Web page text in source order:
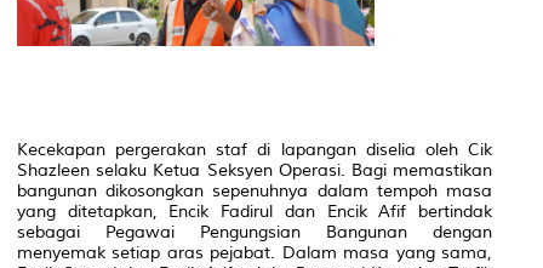
Kecekapan pergerakan staf di lapangan diselia oleh Cik
Shazleen selaku Ketua Seksyen Operasi. Bagi memastikan
bangunan dikosongkan sepenuhnya dalam tempoh masa
yang ditetapkan, Encik Fadirul dan Encik Afif bertindak
sebagai Pegawai Pengungsian Bangunan dengan
menyemak setiap aras pejabat. Dalam masa yang sama,